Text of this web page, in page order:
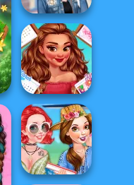
Quiz Princess Vs
Princess
All Year Round
Fashion Addict...